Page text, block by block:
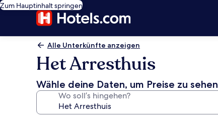
Zum Hauptinhalt springen
Alle Unterkünfte anzeigen
Het Arresthuis
Wähle deine Daten, um Preise zu sehen
Wo soll’s hingehen?